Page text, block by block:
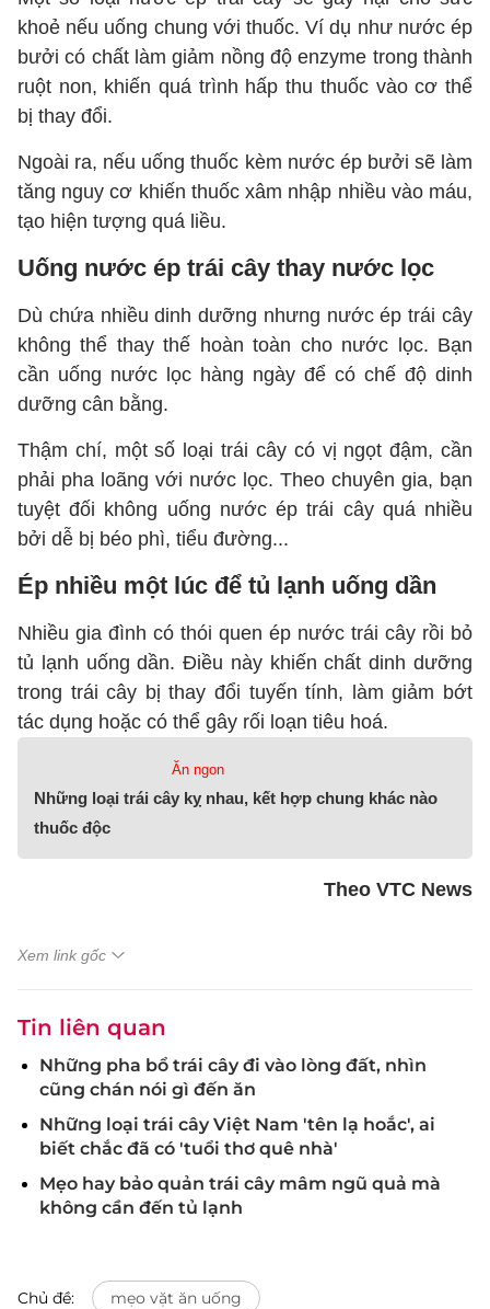
khoẻ nếu uống chung với thuốc. Ví dụ như nước ép
bưởi có chất làm giảm nồng độ enzyme trong thành
ruột non, khiến quá trình hấp thu thuốc vào cơ thể
bị thay đổi.
Ngoài ra, nếu uống thuốc kèm nước ép bưởi sẽ làm
tăng nguy cơ khiến thuốc xâm nhập nhiều vào máu,
tạo hiện tượng quá liều.
Uống nước ép trái cây thay nước lọc
Dù chứa nhiều dinh dưỡng nhưng nước ép trái cây
không thể thay thế hoàn toàn cho nước lọc. Bạn
cần uống nước lọc hàng ngày để có chế độ dinh
dưỡng cân bằng.
Thậm chí, một số loại trái cây có vị ngọt đậm, cần
phải pha loãng với nước lọc. Theo chuyên gia, bạn
tuyệt đối không uống nước ép trái cây quá nhiều
bởi dễ bị béo phì, tiểu đường...
Ép nhiều một lúc để tủ lạnh uống dần
Nhiều gia đình có thói quen ép nước trái cây rồi bỏ
tủ lạnh uống dần. Điều này khiến chất dinh dưỡng
trong trái cây bị thay đổi tuyến tính, làm giảm bớt
tác dụng hoặc có thể gây rối loạn tiêu hoá.
Ăn ngon
Những loại trái cây kỵ nhau, kết hợp chung khác nào
thuốc độc
Theo VTC News
Xem link gốc
Tin liên quan
Những pha bổ trái cây đi vào lòng đất, nhìn
cũng chán nói gì đến ăn
Những loại trái cây Việt Nam 'tên lạ hoắc', ai
biết chắc đã có 'tuổi thơ quê nhà'
Mẹo hay bảo quản trái cây mâm ngũ quả mà
không cần đến tủ lạnh
Chủ đề: mẹo vặt ăn uống